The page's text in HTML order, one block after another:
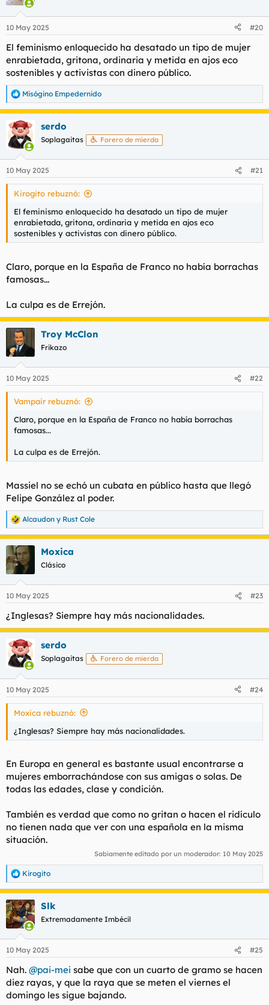
i
e
:
10 May 2025 #20
El feminismo enloquecido ha desatado un tipo de mujer
enrabietada, gritona, ordinaria y metida en ajos eco
sostenibles y activistas con dinero público.
R
e
a
c
c
i
e
s
Misógino Empedernido
serdo
Soplagaitas Forero de mierda
10 May 2025 #21
Kirogito rebuznó:
El feminismo enloquecido ha desatado un tipo de mujer
enrabietada, gritona, ordinaria y metida en ajos eco
sostenibles y activistas con dinero público.
Claro, porque en la España de Franco no había borrachas
famosas...
La culpa es de Errejón.
Troy McClon
Frikazo
10 May 2025 #22
Vampair rebuznó:
Claro, porque en la España de Franco no había borrachas
famosas...
La culpa es de Errejón.
Massiel no se echó un cubata en público hasta que llegó
Felipe González al poder.
R
e
a
c
c
i
e
:
Alcaudon y Rust Cole
Moxica
Clásico
10 May 2025 #23
¿Inglesas? Siempre hay más nacionalidades.
serdo
Soplagaitas Forero de mierda
10 May 2025 #24
Moxica rebuznó:
¿Inglesas? Siempre hay más nacionalidades.
En Europa en general es bastante usual encontrarse a
mujeres emborrachándose con sus amigas o solas. De
todas las edades, clase y condición.
También es verdad que como no gritan o hacen el ridículo
no tienen nada que ver con una española en la misma
situación.
Sabiamente editado por un moderador: 10 May 2025
R
e
a
c
c
i
e
:
Kirogito
Slk
Extremadamente Imbécil
10 May 2025 #25
Nah. @pai-mei sabe que con un cuarto de gramo se hacen
diez rayas, y que la raya que se meten el viernes el
domingo les sigue bajando.